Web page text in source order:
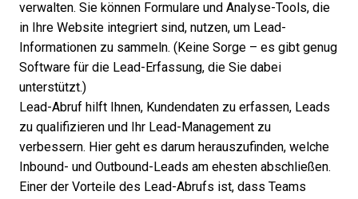
verwalten. Sie können Formulare und Analyse-Tools, die
in Ihre Website integriert sind, nutzen, um Lead-
Informationen zu sammeln. (Keine Sorge – es gibt genug
Software für die Lead-Erfassung, die Sie dabei
unterstützt.)
Lead-Abruf hilft Ihnen, Kundendaten zu erfassen, Leads
zu qualifizieren und Ihr Lead-Management zu
verbessern. Hier geht es darum herauszufinden, welche
Inbound- und Outbound-Leads am ehesten abschließen.
Einer der Vorteile des Lead-Abrufs ist, dass Teams